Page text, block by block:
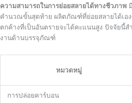
ความสามารถในการย่อยสลายได้ทางชีวภาพ
คำนวณขั้นสุดท้าย ผลิตภัณฑ์ที่ย่อยสลายได้เอ
ตกค้างที่เป็นอันตรายจะได้คะแนนสูง ปัจจัยนี้
งานด้านบรรจุภัณฑ์
หมวดหมู่
การปล่อยคาร์บอน